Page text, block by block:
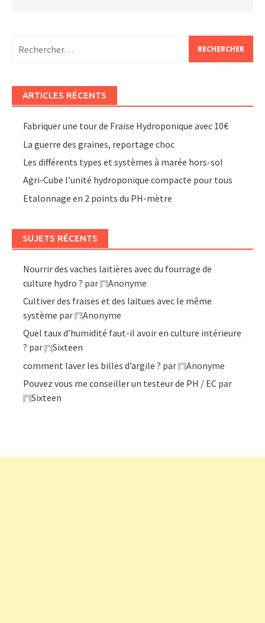
ARTICLES RÉCENTS
Fabriquer une tour de Fraise Hydroponique avec 10€
La guerre des graines, reportage choc
Les différents types et systèmes à marée hors-sol
Agri-Cube l’unité hydroponique compacte pour tous
Etalonnage en 2 points du PH-mètre
SUJETS RÉCENTS
Nourrir des vaches laitières avec du fourrage de
culture hydro ? par
Anonyme
Cultiver des fraises et des laitues avec le même
système par
Anonyme
Quel taux d’humidité faut-il avoir en culture intérieure
? par
Sixteen
comment laver les billes d’argile ? par
Anonyme
Pouvez vous me conseiller un testeur de PH / EC par
Sixteen